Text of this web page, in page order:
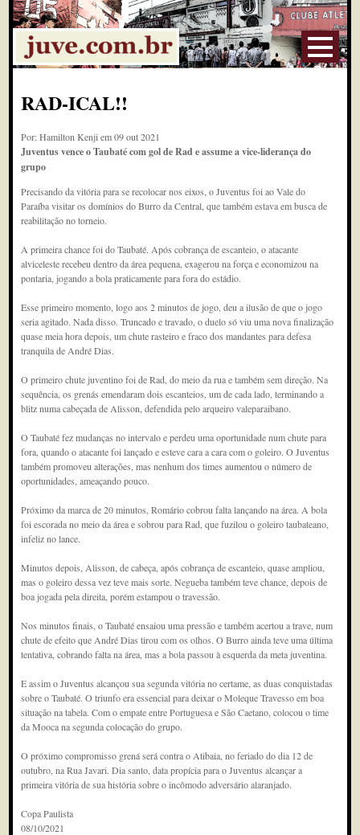
RAD-ICAL!!
Por: Hamilton Kenji em 09 out 2021
Juventus vence o Taubaté com gol de Rad e assume a vice-liderança do
grupo
Precisando da vitória para se recolocar nos eixos, o Juventus foi ao Vale do
Paraíba visitar os domínios do Burro da Central, que também estava em busca de
reabilitação no torneio.
A primeira chance foi do Taubaté. Após cobrança de escanteio, o atacante
alviceleste recebeu dentro da área pequena, exagerou na força e economizou na
pontaria, jogando a bola praticamente para fora do estádio.
Esse primeiro momento, logo aos 2 minutos de jogo, deu a ilusão de que o jogo
seria agitado. Nada disso. Truncado e travado, o duelo só viu uma nova finalização
quase meia hora depois, um chute rasteiro e fraco dos mandantes para defesa
tranquila de André Dias.
O primeiro chute juventino foi de Rad, do meio da rua e também sem direção. Na
sequência, os grenás emendaram dois escanteios, um de cada lado, terminando a
blitz numa cabeçada de Alisson, defendida pelo arqueiro valeparaibano.
O Taubaté fez mudanças no intervalo e perdeu uma oportunidade num chute para
fora, quando o atacante foi lançado e esteve cara a cara com o goleiro. O Juventus
também promoveu alterações, mas nenhum dos times aumentou o número de
oportunidades, ameaçando pouco.
Próximo da marca de 20 minutos, Romário cobrou falta lançando na área. A bola
foi escorada no meio da área e sobrou para Rad, que fuzilou o goleiro taubateano,
infeliz no lance.
Minutos depois, Alisson, de cabeça, após cobrança de escanteio, quase ampliou,
mas o goleiro dessa vez teve mais sorte. Negueba também teve chance, depois de
boa jogada pela direita, porém estampou o travessão.
Nos minutos finais, o Taubaté ensaiou uma pressão e também acertou a trave, num
chute de efeito que André Dias tirou com os olhos. O Burro ainda teve uma última
tentativa, cobrando falta na área, mas a bola passou à esquerda da meta juventina.
E assim o Juventus alcançou sua segunda vitória no certame, as duas conquistadas
sobre o Taubaté. O triunfo era essencial para deixar o Moleque Travesso em boa
situação na tabela. Com o empate entre Portuguesa e São Caetano, colocou o time
da Mooca na segunda colocação do grupo.
O próximo compromisso grená será contra o Atibaia, no feriado do dia 12 de
outubro, na Rua Javari. Dia santo, data propícia para o Juventus alcançar a
primeira vitória de sua história sobre o incômodo adversário alaranjado.
Copa Paulista
08/10/2021